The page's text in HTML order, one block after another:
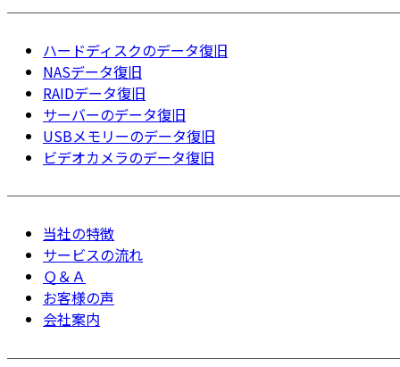
ハードディスクのデータ復旧
NASデータ復旧
RAIDデータ復旧
サーバーのデータ復旧
USBメモリーのデータ復旧
ビデオカメラのデータ復旧
当社の特徴
サービスの流れ
Ｑ＆Ａ
お客様の声
会社案内